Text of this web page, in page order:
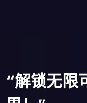
“解锁无限